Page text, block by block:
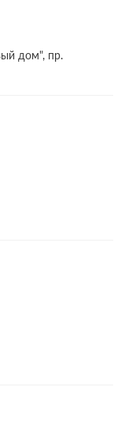
дом", пр.